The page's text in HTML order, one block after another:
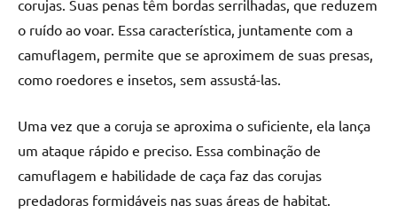
corujas. Suas penas têm bordas serrilhadas, que reduzem
o ruído ao voar. Essa característica, juntamente com a
camuflagem, permite que se aproximem de suas presas,
como roedores e insetos, sem assustá-las.
Uma vez que a coruja se aproxima o suficiente, ela lança
um ataque rápido e preciso. Essa combinação de
camuflagem e habilidade de caça faz das corujas
predadoras formidáveis nas suas áreas de habitat.